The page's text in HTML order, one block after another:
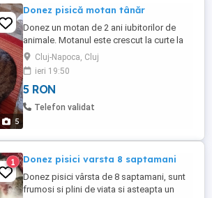
5
Donez pisică motan tânăr
Donez un motan de 2 ani iubitorilor de
animale. Motanul este crescut la curte la
țară şi se poate vedea în satul Dângău
Mare.
Cluj-Napoca, Cluj
ieri 19:50
5 RON
Telefon validat
1 Donez pisici varsta 8 saptamani
Donez pisici vârsta de 8 saptamani, sunt
frumosi si plini de viata si asteapta un